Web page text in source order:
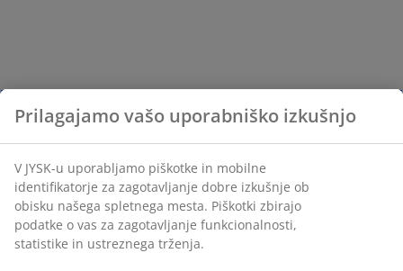
Prilagajamo vašo uporabniško izkušnjo
V JYSK-u uporabljamo piškotke in mobilne
identifikatorje za zagotavljanje dobre izkušnje ob
obisku našega spletnega mesta. Piškotki zbirajo
podatke o vas za zagotavljanje funkcionalnosti,
statistike in ustreznega trženja.